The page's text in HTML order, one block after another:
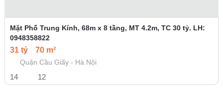
Mặt Phố Trung Kính, 68m x 8 tầng, MT 4.2m, TC 30 tỷ. LH:
0948358822
31 tỷ 70 m²
Quận Cầu Giấy - Hà Nội
14 12